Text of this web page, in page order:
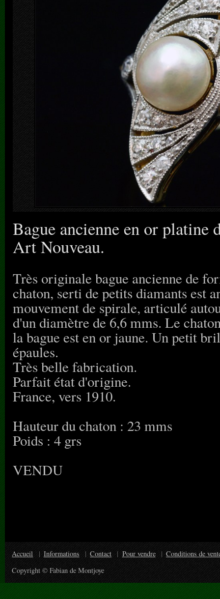
Bague ancienne en or platine
Art Nouveau.
Très originale bague ancienne de
chaton, serti de petits diamants est
mouvement de spirale, articulé
d'un diamètre de 6,6 mms. Le
la bague est en or jaune. Un petit
épaules.
Très belle fabrication.
Parfait état d'origine.
France, vers 1910.
Hauteur du chaton : 23 mms
Poids : 4 grs
VENDU
Accueil Informations Contact Pour vendre
Conditions de
Copyright © Fabian de Montjoye